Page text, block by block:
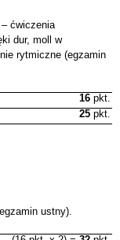
– ćwiczenia
dur, moll w
rytmiczne (egzamin
16pkt.
25pkt.
ustny).